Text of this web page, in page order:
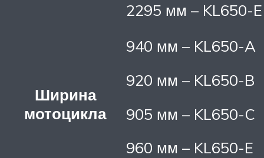
2295 мм – KL650-E
Ширина
мотоцикла
940 мм – KL650-A
920 мм – KL650-B
905 мм – KL650-C
960 мм – KL650-E